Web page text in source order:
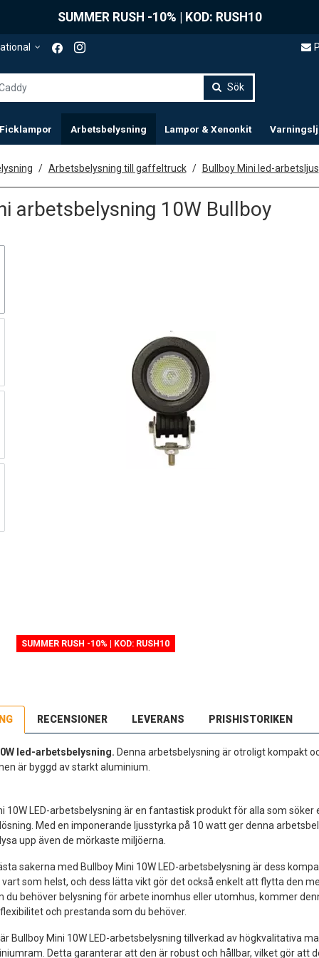
SUMMER RUSH -10% | KOD: RUSH10
Sök
Arbetsbelysning Lampor & Xenonkit
Arbetsbelysning till gaffeltruck Bullboy Mini led-arbetsljus
arbetsbelysning 10W Bullboy
SUMMER RUSH -10% | KOD: RUSH10
RECENSIONER LEVERANS PRISHISTORIKEN
led-arbetsbelysning. Denna arbetsbelysning är otroligt kompakt
är byggd av starkt aluminium.
10W LED-arbetsbelysning är en fantastisk produkt för alla som
Med en imponerande ljusstyrka på 10 watt ger denna
upp även de mörkaste miljöerna.
sakerna med Bullboy Mini 10W LED-arbetsbelysning är dess
som helst, och dess lätta vikt gör det också enkelt att flytta den
du behöver belysning för arbete inomhus eller utomhus, kommer
och prestanda som du behöver.
Bullboy Mini 10W LED-arbetsbelysning tillverkad av högkvalitativa
Detta garanterar att den är robust och hållbar, vilket gör att